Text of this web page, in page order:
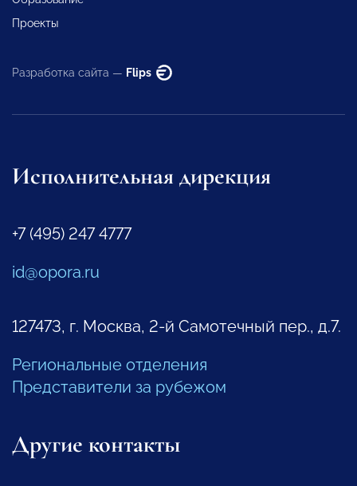
Проекты
Разработка сайта — Flips
Исполнительная дирекция
+7 (495) 247 4777
id@opora.ru
127473, г. Москва, 2-й Самотечный пер., д.7.
Региональные отделения
Представители за рубежом
Другие контакты